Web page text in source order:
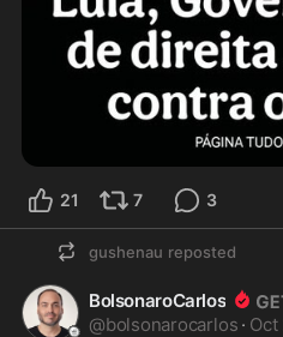
21 7 3
gushenau reposted
BolsonaroCarlos
@bolsonarocarlos · Oct